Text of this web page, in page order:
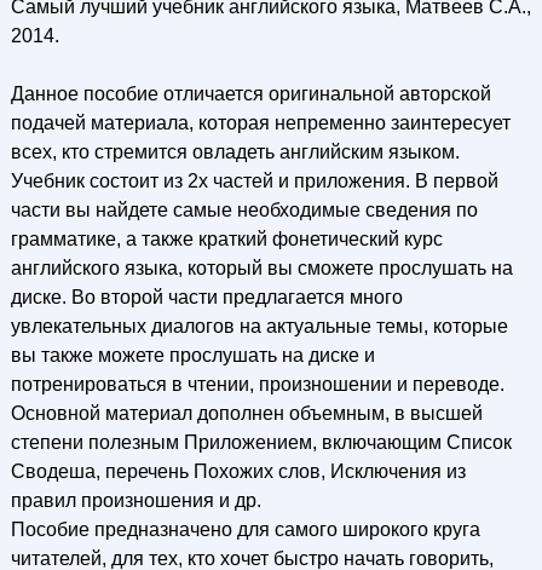
Самый лучший учебник английского языка, Матвеев С.А.,
2014.
Данное пособие отличается оригинальной авторской
подачей материала, которая непременно заинтересует
всех, кто стремится овладеть английским языком.
Учебник состоит из 2х частей и приложения. В первой
части вы найдете самые необходимые сведения по
грамматике, а также краткий фонетический курс
английского языка, который вы сможете прослушать на
диске. Во второй части предлагается много
увлекательных диалогов на актуальные темы, которые
вы также можете прослушать на диске и
потренироваться в чтении, произношении и переводе.
Основной материал дополнен объемным, в высшей
степени полезным Приложением, включающим Список
Сводеша, перечень Похожих слов, Исключения из
правил произношения и др.
Пособие предназначено для самого широкого круга
читателей, для тех, кто хочет быстро начать говорить,